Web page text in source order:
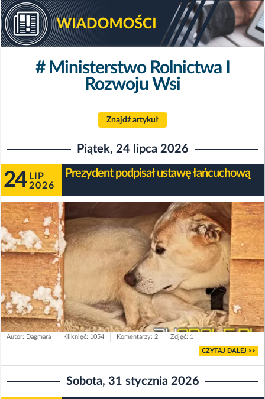
# Ministerstwo Rolnictwa I
Rozwoju Wsi
Znajdź artykuł
Piątek, 24 lipca 2026
24 LIP
2026
Prezydent podpisał ustawę łańcuchową
Autor: Dagmara Kliknięć: 1054 Komentarzy: 2 Zdjęć: 1
CZYTAJ DALEJ >>
Sobota, 31 stycznia 2026